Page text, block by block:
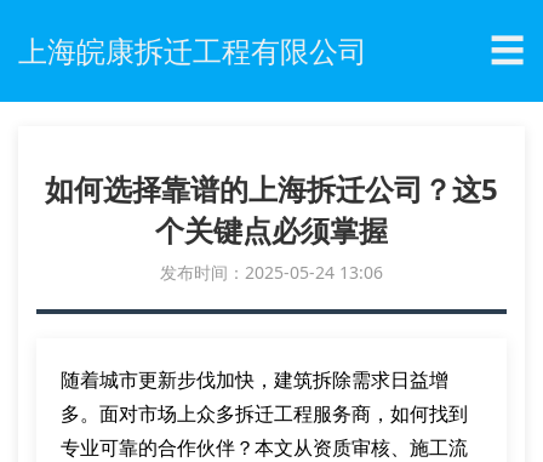
上海皖康拆迁工程有限公司 ☰
如何选择靠谱的上海拆迁公司？这5
个关键点必须掌握
发布时间：2025-05-24 13:06
随着城市更新步伐加快，建筑拆除需求日益增
多。面对市场上众多拆迁工程服务商，如何找到
专业可靠的合作伙伴？本文从资质审核、施工流